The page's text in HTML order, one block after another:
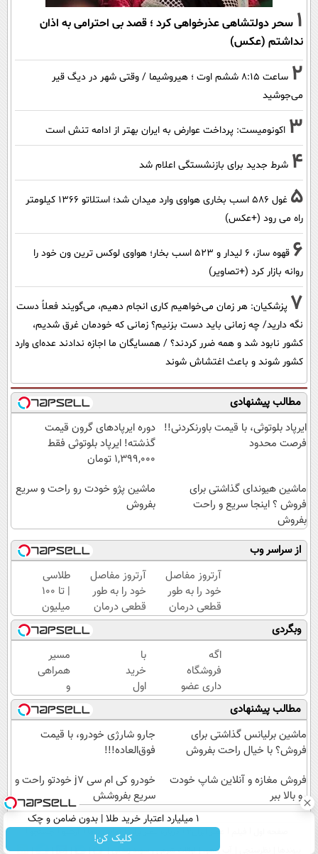
1 سحر دولتشاهی عذرخواهی کرد ؛ قصد بی احترامی به اذان
نداشتم (عکس)
2
ساعت ۸:۱۵ ششم اوت ؛ هیروشیما / وقتی شهر در دیگ قیر
می‌جوشید
3 اکونومیست: پرداخت عوارض به ایران بهتر از ادامه تنش است
4 شرط جدید برای بازنشستگی اعلام شد
5
غول 586 اسب بخاری هواوی وارد میدان شد؛ استلاتو 1366 کیلومتر
راه می رود (+عکس)
6
قهوه ساز، 6 لیدار و 523 اسب بخار؛ هواوی لوکس ترین ون خود را
روانه بازار کرد (+تصاویر)
7 پزشکیان: هر زمان می‌خواهیم کاری انجام دهیم، می‌گویند فعلاً دست
نگه دارید/ چه زمانی باید دست بزنیم؟ زمانی که خودمان غرق شدیم،
کشور نابود شد و همه ضرر کردند؟ / همسایگان ما اجازه ندادند عده‌ای وارد
کشور شوند و باعث اغتشاش شوند
مطالب پیشنهادی
ایرپاد بلوتوثی، با قیمت باورنکردنی!!
فرصت محدود
دوره ایرپاد‌های گرون قیمت
گذشته! ایرپاد بلوتوثی فقط
1,399,000 تومان
ماشین هیوندای گذاشتی برای
فروش ؟ اینجا سریع و راحت
بفروش
ماشین پژو خودت رو راحت و سریع
بفروش
از سراسر وب
آرتروز مفاصل
خود را به طور
قطعی درمان
کنید!
◂پرسش‌نامه▸
آرتروز مفاصل
خود را به طور
قطعی درمان
کنید!
◗پرسش‌نامه◖
طلاسی
| تا 100
میلیون
وام
آنی
خرید
طلا💰
ثبت
نام
کن!
وبگردی
اگه
فروشگاه
داری عضو
فروشندگان
دیجی پی
شو ،
فروش رو
با
خرید
اول
از
گرمی
200
سوت
هدیه
بگیر
مسیر
همراهی
و
گزارش
عملکرد
گروه
۱۴۰۴
مطالب پیشنهادی
ماشین برلیانس گذاشتی برای
فروش؟ با خیال راحت بفروش
جارو شارژی خودرو، با قیمت
فوق‌العاده!!!
فروش مغازه و آنلاین شاپ خودت
رو بالا ببر
خودرو کی ام سی j7 خودتو راحت و
سریع بفروشش
۱ میلیارد اعتبار خرید طلا | بدون ضامن و چک
کلیک کن!
عصر ایران۲ درباره عصرایران تماس با ما
آب و هوا اوقات شرعی سواد زندگی